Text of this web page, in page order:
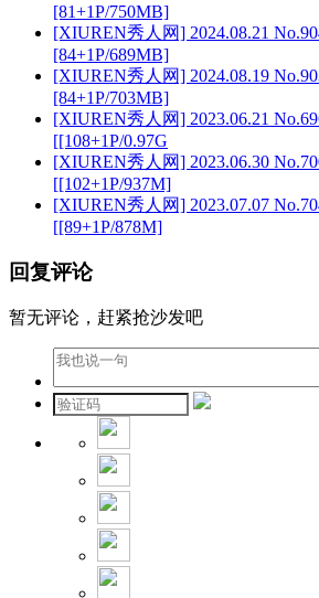
[81+1P/750MB]
[XIUREN秀人网] 2024.08.21
[84+1P/689MB]
[XIUREN秀人网] 2024.08.19
[84+1P/703MB]
[XIUREN秀人网] 2023.06.21
[[108+1P/0.97G
[XIUREN秀人网] 2023.06.30
[[102+1P/937M]
[XIUREN秀人网] 2023.07.07
[[89+1P/878M]
回复评论
暂无评论，赶紧抢沙发吧